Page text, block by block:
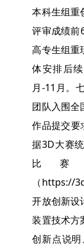
本科生组重
评审成绩前
高专生组重
体安排后
月-11月。
团队入围全
作品提交要
据3D大赛
比赛
（https://
开放创新设
装置技术方
创新点说